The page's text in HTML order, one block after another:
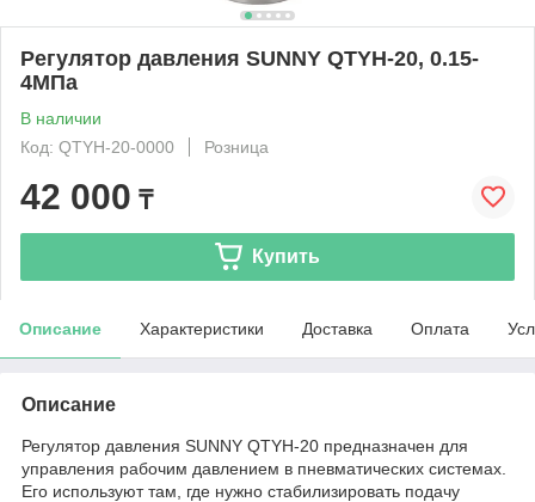
Регулятор давления SUNNY QTYH-20, 0.15-
4МПа
В наличии
Код: QTYH-20-0000
Розница
42 000 ₸
Купить
Описание Характеристики Доставка Оплата
Описание
Регулятор давления SUNNY QTYH-20 предназначен для
управления рабочим давлением в пневматических системах.
Его используют там, где нужно стабилизировать подачу